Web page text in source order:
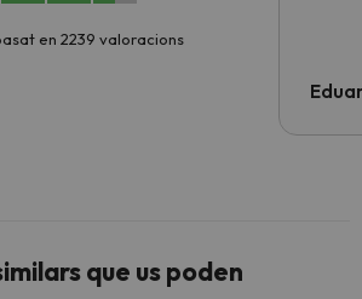
en 2239 valoracions
que us poden